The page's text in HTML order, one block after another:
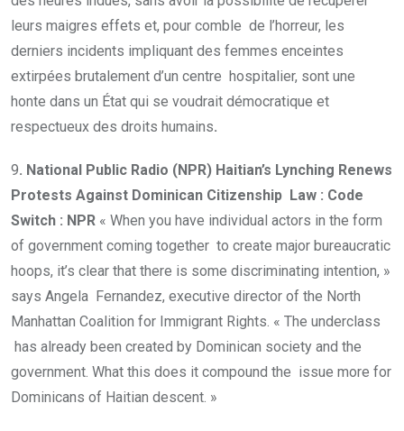
leurs maigres effets et, pour comble de l’horreur, les
derniers incidents impliquant des femmes enceintes
extirpées brutalement d’un centre hospitalier, sont une
honte dans un État qui se voudrait démocratique et
respectueux des droits humains.
9. National Public Radio (NPR) Haitian’s Lynching Renews
Protests Against Dominican Citizenship Law : Code
Switch : NPR « When you have individual actors in the form
of government coming together to create major bureaucratic
hoops, it’s clear that there is some discriminating intention, »
says Angela Fernandez, executive director of the North
Manhattan Coalition for Immigrant Rights. « The underclass
has already been created by Dominican society and the
government. What this does it compound the issue more for
Dominicans of Haitian descent. »